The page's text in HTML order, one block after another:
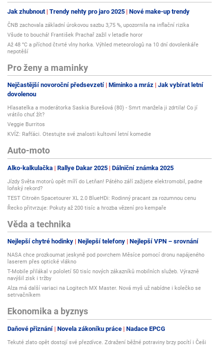
Jak zhubnout Trendy nehty pro jaro 2025 Nové make-up trendy
ČNB zachovala základní úrokovou sazbu 3,75 %, upozornila na inflační rizika
Všude to bouchá! František Prachař zažil v letadle horor
Až 48 °C a příchod čtvrté vlny horka. Výhled meteorologů na 10 dní dovolenkáře
nepotěší
Pro ženy a maminky
Nejčastější novoroční předsevzetí Miminko a mráz Jak vybírat letní
dovolenou
Hlasatelka a moderátorka Saskia Burešová (80) - Smrt manžela ji zdrtila! Co jí
vrátilo chuť žít?
Veggie Burritos
KVÍZ: Rafťáci. Otestujte své znalosti kultovní letní komedie
Auto-moto
Alko-kalkulačka Rallye Dakar 2025 Dálniční známka 2025
Jízdy Světa motorů opět míří do Letňan! Pátého září zažijete elektromobil, padne
loňský rekord?
TEST Citroën Spacetourer XL 2.0 BlueHDi: Rodinný pracant za rozumnou cenu
Řecko přitvrzuje: Pokuty až 200 tisíc a hrozba vězení pro kempaře
Věda a technika
Nejlepší chytré hodinky Nejlepší telefony Nejlepší VPN – srovnání
NASA chce prozkoumat jeskyně pod povrchem Měsíce pomocí dronu napájeného
laserem přes optické vlákno
T-Mobile přilákal v pololetí 50 tisíc nových zákazníků mobilních služeb. Výrazně
navýšil zisk i tržby
Alza má další variaci na Logitech MX Master. Nová myš už nabídne i kolečko se
setrvačníkem
Ekonomika a byznys
Daňové přiznání Novela zákoníku práce Nadace EPCG
Tekuté zlato opět dostojí své přezdívce. Zdražení běžné potraviny brzy pocítí i Češi